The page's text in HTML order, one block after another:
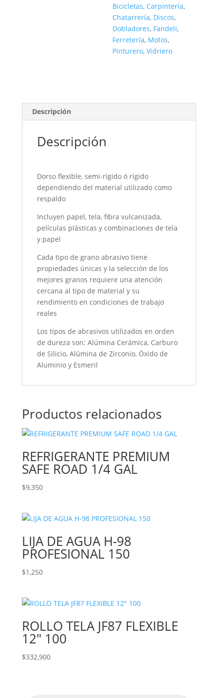
Bicicletas, Carpintería,
Chatarrería, Discos,
Dobladores, Fandeli,
Ferretería, Motos,
Pinturero,Vidriero
Descripción
Descripción
Dorso flexible, semi-rígido ó rígido
dependiendo del material utilizado como
respaldo
Incluyen papel, tela, fibra vulcanizada,
películas plásticas y combinaciones de tela
y papel
Cada tipo de grano abrasivo tiene
propiedades únicas y la selección de los
mejores granos requiere una atención
cercana al tipo de material y su
rendimiento en condiciones de trabajo
reales
Los tipos de abrasivos utilizados en orden
de dureza son: Alúmina Cerámica, Carburo
de Silicio, Alúmina de Zirconio, Óxido de
Aluminio y Esmeril
Productos relacionados
REFRIGERANTE PREMIUM
SAFE ROAD 1/4 GAL
$9,350
LIJA DE AGUA H-98
PROFESIONAL 150
$1,250
ROLLO TELA JF87 FLEXIBLE
12″ 100
$332,900